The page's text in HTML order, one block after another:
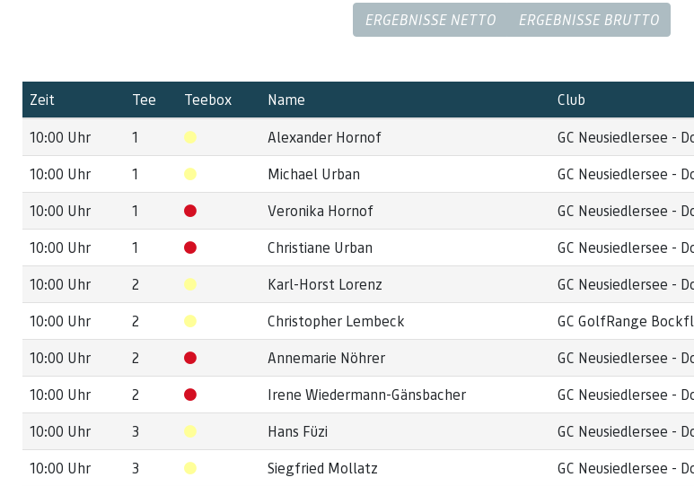
ERGEBNISSE NETTO ERGEBNISSE BRUTTO
Zeit Tee Teebox Name Club
10:00 Uhr
1 Alexander Hornof GC Neusiedlersee -
10:00 Uhr
1 Michael Urban GC Neusiedlersee -
10:00 Uhr
1 Veronika Hornof GC Neusiedlersee -
10:00 Uhr
1 Christiane Urban GC Neusiedlersee -
10:00 Uhr
2 Karl-Horst Lorenz GC Neusiedlersee -
10:00 Uhr
2 Christopher Lembeck GC GolfRange
10:00 Uhr
2 Annemarie Nöhrer GC Neusiedlersee -
10:00 Uhr
2 Irene Wiedermann-Gänsbacher GC Neusiedlersee -
10:00 Uhr
3 Hans Füzi GC Neusiedlersee -
10:00 Uhr
3 Siegfried Mollatz GC Neusiedlersee -